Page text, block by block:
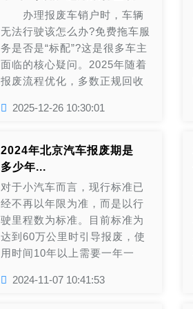
明 ...
办理报废车销户时，车辆
无法行驶该怎么办?免费拖车服
务是否是“标配”?这是很多车主
面临的核心疑问。2025年随着
报废流程优化，多数正规回收
2025-12-26 10:30:01
2024年北京汽车报废期是
多少年...
对于小汽车而言，现行标准已
经不再以年限为准，而是以行
驶里程数为标准。目前标准为
达到60万公里时引导报废，使
用时间10年以上需要一年一
报废，如果未按规定进行年
2024-11-07 10:41:53